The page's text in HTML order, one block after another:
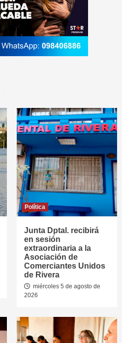
Política
Junta Dptal. recibirá
en sesión
extraordinaria a la
Asociación de
Comerciantes Unidos
de Rivera
miércoles 5 de agosto de
2026